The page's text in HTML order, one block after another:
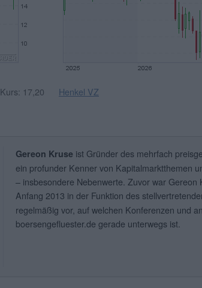
Kurs: 17,20 Henkel VZ
Gereon Kruse ist Gründer des mehrfach
ein profunder Kenner von Kapitalmarktthemen
– insbesondere Nebenwerte. Zuvor war
Anfang 2013 in der Funktion des
regelmäßig vor, auf welchen Konferenzen und
boersengefluester.de gerade unterwegs ist.